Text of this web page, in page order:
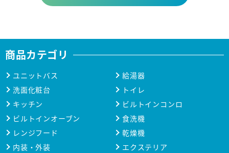
商品カテゴリ
ユニットバス
給湯器
洗面化粧台
トイレ
キッチン
ビルトインコンロ
ビルトインオーブン
食洗機
レンジフード
乾燥機
内装・外装
エクステリア